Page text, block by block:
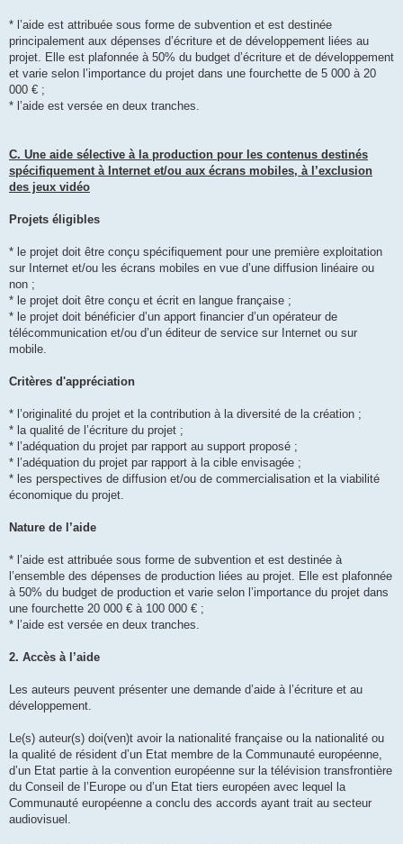
* l’aide est attribuée sous forme de subvention et est destinée
principalement aux dépenses d’écriture et de développement liées au
projet. Elle est plafonnée à 50% du budget d’écriture et de développement
et varie selon l’importance du projet dans une fourchette de 5 000 à 20
000 € ;
* l’aide est versée en deux tranches.
C. Une aide sélective à la production pour les contenus destinés
spécifiquement à Internet et/ou aux écrans mobiles, à l’exclusion
des jeux vidéo
Projets éligibles
* le projet doit être conçu spécifiquement pour une première exploitation
sur Internet et/ou les écrans mobiles en vue d’une diffusion linéaire ou
non ;
* le projet doit être conçu et écrit en langue française ;
* le projet doit bénéficier d’un apport financier d’un opérateur de
télécommunication et/ou d’un éditeur de service sur Internet ou sur
mobile.
Critères d'appréciation
* l’originalité du projet et la contribution à la diversité de la création ;
* la qualité de l’écriture du projet ;
* l’adéquation du projet par rapport au support proposé ;
* l’adéquation du projet par rapport à la cible envisagée ;
* les perspectives de diffusion et/ou de commercialisation et la viabilité
économique du projet.
Nature de l’aide
* l’aide est attribuée sous forme de subvention et est destinée à
l’ensemble des dépenses de production liées au projet. Elle est plafonnée
à 50% du budget de production et varie selon l’importance du projet dans
une fourchette 20 000 € à 100 000 € ;
* l’aide est versée en deux tranches.
2. Accès à l’aide
Les auteurs peuvent présenter une demande d’aide à l’écriture et au
développement.
Le(s) auteur(s) doi(ven)t avoir la nationalité française ou la nationalité ou
la qualité de résident d’un Etat membre de la Communauté européenne,
d’un Etat partie à la convention européenne sur la télévision transfrontière
du Conseil de l’Europe ou d’un Etat tiers européen avec lequel la
Communauté européenne a conclu des accords ayant trait au secteur
audiovisuel.